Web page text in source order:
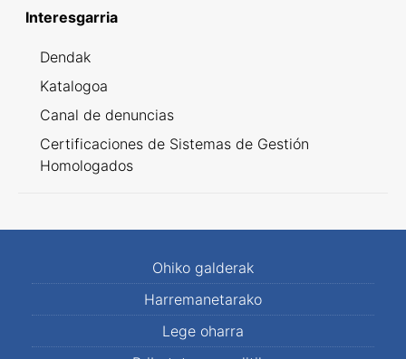
Interesgarria
Dendak
Katalogoa
Canal de denuncias
Certificaciones de Sistemas de Gestión
Homologados
Ohiko galderak
Harremanetarako
Lege oharra